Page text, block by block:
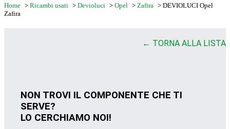
Home > Ricambi usati > Devioluci > Opel > Zafira > DEVIOLUCI Opel
Zafira
← TORNA ALLA LISTA
NON TROVI IL COMPONENTE CHE TI
SERVE?
LO CERCHIAMO NOI!